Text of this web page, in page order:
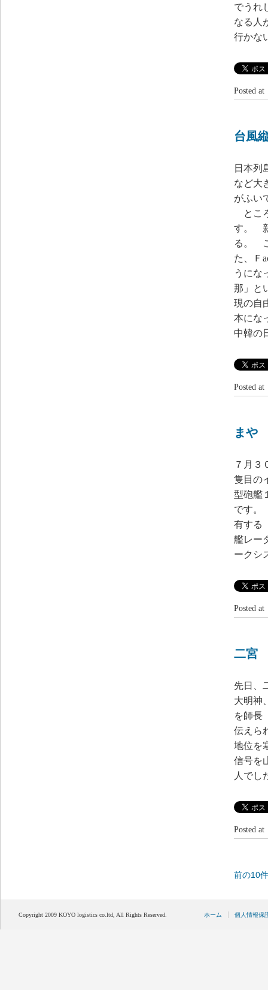
でうれ
なる人
行かな
Posted
台風
日本列
など大
がふい
とこ
す。
る。
た、Ｆ
うにな
那」と
現の自
本にな
中韓の
Posted
まや
７月３
隻目の
型砲艦
です。
有する
艦レー
ークシ
Posted
二宮
先日、
大明神
を師長
伝えら
地位を
信号を
人でし
Posted
前の10件
Copyright 2009 KOYO logistics co.ltd, All Rights Reserved. ホーム 個人情報保